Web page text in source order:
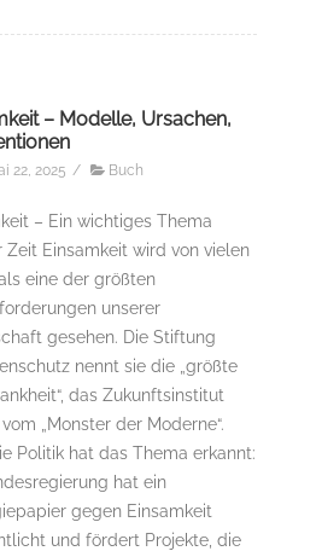
– Modelle, Ursachen,
22, 2025 / Buch
– Ein wichtiges Thema
Zeit Einsamkeit wird von vielen
eine der größten
unserer
gesehen. Die Stiftung
nennt sie die „größte
das Zukunftsinstitut
„Monster der Moderne“.
Politik hat das Thema erkannt:
hat ein
gegen Einsamkeit
und fördert Projekte, die